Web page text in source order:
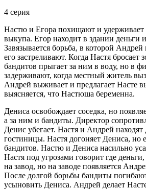
4 серия
Настю и Егора похищают и удерживает
выкупа. Егор находит в здании деньги
Завязывается борьба, в которой Андрей
его застреливают. Когда Настя бросает
бандитов прыгает за ним в воду, но в
задерживают, когда местный житель
Андрей выживает и предлагает Насте
выясняется, что Настюша беременна.
Дениса освобождает соседка, но
а за ним и бандиты. Директор
Денис убегает. Настя и Андрей находят
гостиницы. Настя догоняет Дениса, но
бандитов. Настю и Дениса насильно
Настя под угрозами говорит где
на завод, но на заводе появляется
После долгой борьбы бандиты
усыновить Дениса. Андрей делает